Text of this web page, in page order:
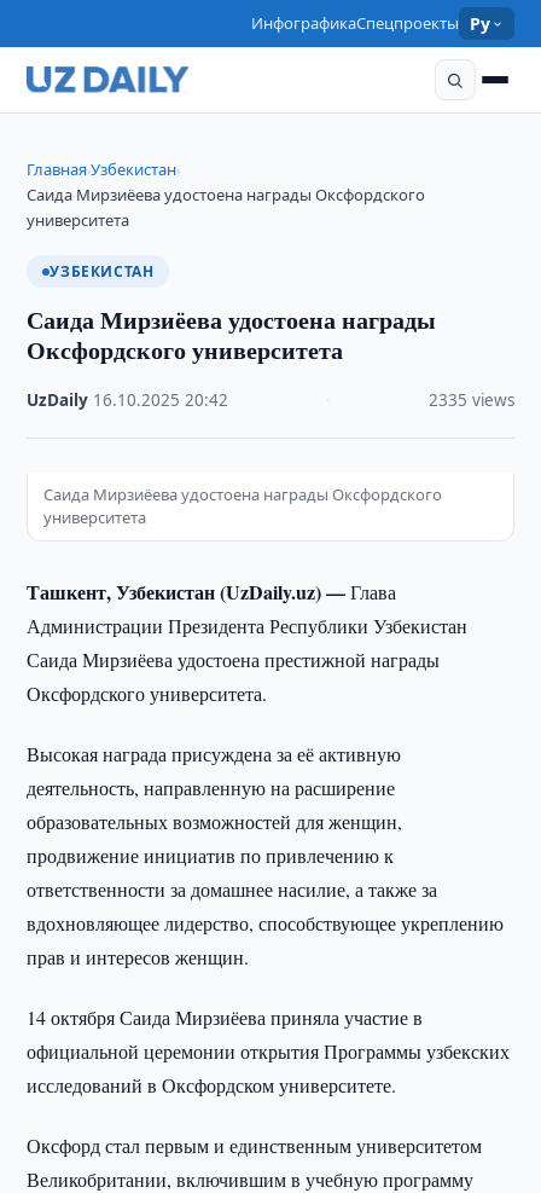
ИнфографикаСпецпроекты Ру
Главная›Узбекистан›
Саида Мирзиёева удостоена награды Оксфордского
университета
УЗБЕКИСТАН
Саида Мирзиёева удостоена награды
Оксфордского университета
UzDaily 16.10.2025 ·20:42 2335 views
Саида Мирзиёева удостоена награды Оксфордского
университета
Ташкент, Узбекистан (UzDaily.uz) —Глава
Администрации Президента Республики Узбекистан
Саида Мирзиёева удостоена престижной награды
Оксфордского университета.
Высокая награда присуждена за её активную
деятельность, направленную на расширение
образовательных возможностей для женщин,
продвижение инициатив по привлечению к
ответственности за домашнее насилие, а также за
вдохновляющее лидерство, способствующее укреплению
прав и интересов женщин.
14 октября Саида Мирзиёева приняла участие в
официальной церемонии открытия Программы узбекских
исследований в Оксфордском университете.
Оксфорд стал первым и единственным университетом
Великобритании, включившим в учебную программу